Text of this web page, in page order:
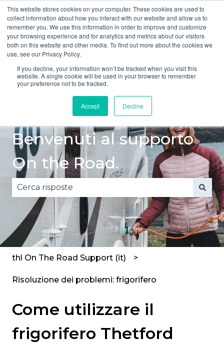
This website stores cookies on your computer. These cookies are used to
collect information about how you interact with our website and allow us to
remember you. We use this information in order to improve and customize
your browsing experience and for analytics and metrics about our visitors
both on this website and other media. To find out more about the cookies we
use, see our Privacy Policy.
If you decline, your information won’t be tracked when you visit this
website. A single cookie will be used in your browser to remember
your preference not to be tracked.
Accept Decline
ItalianoMostra sottomenu per le traduzioni
Guida
rapida
Guida
sicura
Incidente
o danno
Guasto
Benvenuti al supporto
On the Road.
Non sono presenti suggerimenti perché il
thl On The Road Support (it)
Risoluzione dei problemi: frigorifero
Come utilizzare il
frigorifero Thetford